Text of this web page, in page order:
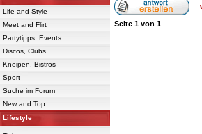
Life and Style
Meet and Flirt
Partytipps, Events
Discos, Clubs
Kneipen, Bistros
Sport
Suche im Forum
New and Top
Lifestyle
Seite 1 von 1